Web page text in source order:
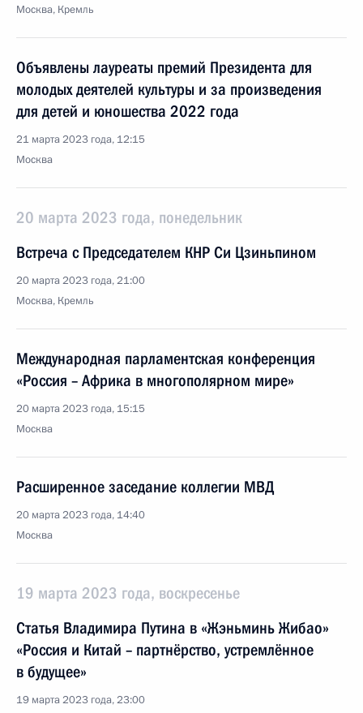
Москва, Кремль
Объявлены лауреаты премий Президента для
молодых деятелей культуры и за произведения
для детей и юношества 2022 года
21 марта 2023 года, 12:15
Москва
20 марта 2023 года, понедельник
Встреча с Председателем КНР Си Цзиньпином
20 марта 2023 года, 21:00
Москва, Кремль
Международная парламентская конференция
«Россия – Африка в многополярном мире»
20 марта 2023 года, 15:15
Москва
Расширенное заседание коллегии МВД
20 марта 2023 года, 14:40
Москва
19 марта 2023 года, воскресенье
Статья Владимира Путина в «Жэньминь Жибао»
«Россия и Китай – партнёрство, устремлённое
в будущее»
19 марта 2023 года, 23:00